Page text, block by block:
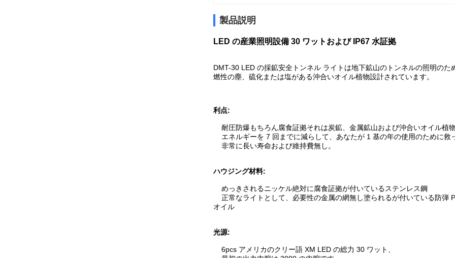
製品説明
LED の産業照明設備 30 ワットおよび IP67 水証拠
DMT-30 LED の採鉱安全トンネル ライトは地下鉱山のトンネルの照明の
燃性の塵、硫化または塩がある沖合いオイル植物設計されています。
利点:
耐圧防爆もちろん腐食証拠それは炭鉱、金属鉱山および沖合いオイル植
エネルギーを 7 回までに減らして、あなたが 1 基の年の使用のために救
非常に長い寿命および維持費無し。
ハウジング材料:
めっきされるニッケル絶対に腐食証拠が付いているステンレス鋼
正常なライトとして、必要性の金属の網無し塗られるが付いている防弾
オイル
光源:
6pcs アメリカのクリー語 XM LED の総力 30 ワット、